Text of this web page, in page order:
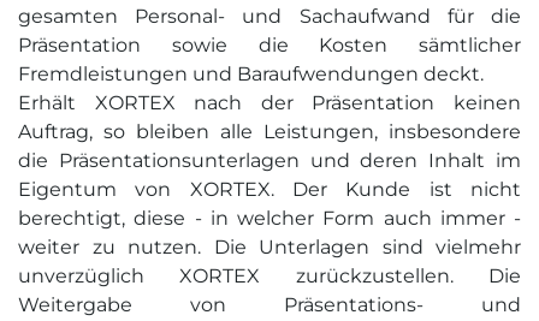
gesamten Personal- und Sachaufwand für die
Präsentation sowie die Kosten sämtlicher
Fremdleistungen und Baraufwendungen deckt.
Erhält XORTEX nach der Präsentation keinen
Auftrag, so bleiben alle Leistungen, insbesondere
die Präsentationsunterlagen und deren Inhalt im
Eigentum von XORTEX. Der Kunde ist nicht
berechtigt, diese - in welcher Form auch immer -
weiter zu nutzen. Die Unterlagen sind vielmehr
unverzüglich XORTEX zurückzustellen. Die
Weitergabe von Präsentations- und